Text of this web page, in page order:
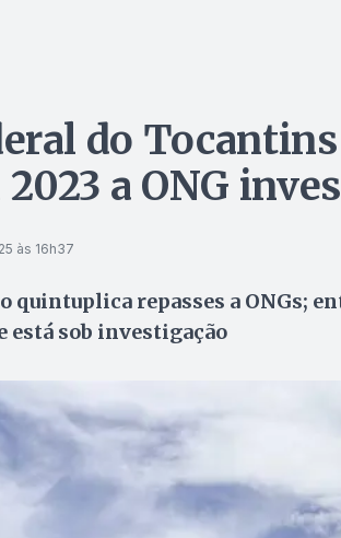
do
a ONG
às 16h37
repasses a ONGs;
sob investigação